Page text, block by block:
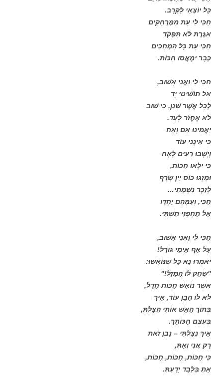
כָּל יוֹצְאֵי לַקְּרָב.
חַכִּי לִי עֵת מִמֶּרְחַקִּים
אִגֶּרֶת לֹא תִּפְקֹד
חַכִּי עֵת כָּל הַמְחַכִּים
כְּבָר יִמְאֲסוּ חַכּוֹת.
חַכִּי לִי וַאֲנִי אָשׁוּב,
אַל תּוֹשִׁיטִי יָד
לְכָל אֲשֶׁר שִׁנֵּן, כִּי שׁוּב
לֹא אֶחֱזֹר לָעַד.
יַאֲמִינוּ אֵם וָאָח
כִּי אֵינֶנִּי עוֹד
וְיָשְׁבוּ רֵעִים לָאָח
כִּי יִלְאו חַכּוֹת,
וּמָזְגוּ כּוֹס יֵין שָׂרָף
לְזֵכֶר נִשְׁמָתִי…
חַכִּי, וְעִמָּהֶם יַחְדָּו
אַל תַּחְפְּזִי תִּשְׁתִּי.
חַכִּי לִי וַאֲנִי אָשׁוּב,
עַל אַף אֵימֵי גּוֹרָל!
יֹאמְרוּ נָא כָּל שֶׁנּוֹאֲשׁוּ:
"שִׂחֵק לוֹ הַמַּזָּל!"
אֲשֶׁר נוֹאַשׁ חַכּוֹת חָדַל,
לֹא לוֹ הָבֵן עוֹד, אֵיךְ
בְּתוֹךְ הָאֵשׁ אוֹתִי הִצַּלְתְּ,
בְּעֶצֶם חַכּוֹתֵךְ.
אֵיךְ נִצַּלְתִּי – נָבֶן זֹאת
רַק אֲנִי וְאַתְּ,
כִּי חַכּוֹת, חַכּוֹת, חַכּוֹת,
אַתְּ בִּלְבַד יָדַעְתְּ.